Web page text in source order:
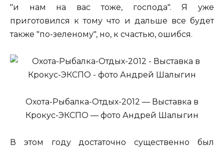
"и нам на вас тоже, господа". Я уже
приготовился к тому что и дальше все будет
также "по-зеленому", но, к счастью, ошибся.
Охота-Рыбалка-Отдых-2012 — Выставка в
Крокус-ЭКСПО — фото Андрей Шалыгин
В этом году достаточно существенно был